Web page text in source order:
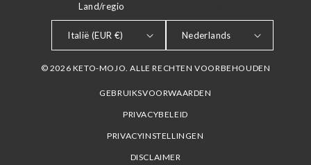
Land/regio
Italië (EUR €) Nederlands
© 2026 KETO-MOJO. ALLE RECHTEN VOORBEHOUDEN
GEBRUIKSVOORWAARDEN
PRIVACYBELEID
PRIVACYINSTELLINGEN
DISCLAIMER